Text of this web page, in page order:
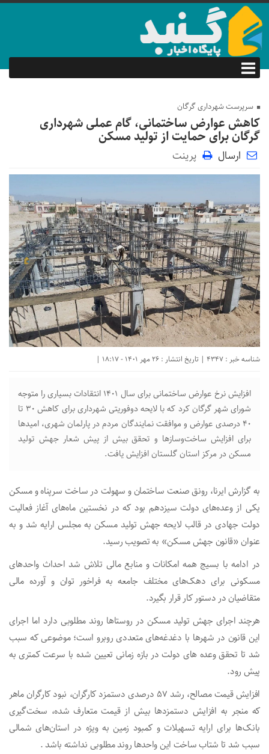
سرپرست شهرداری گرگان
کاهش عوارض ساختمانی، گام عملی شهرداری
گرگان برای حمایت از تولید مسکن
ارسال پرینت
شناسه خبر : 4347 | تاریخ انتشار : 26 مهر 1401 - 18:17 |
افزایش نرخ عوارض ساختمانی برای سال ۱۴۰۱ انتقادات بسیاری را متوجه
شورای شهر گرگان کرد که با لایحه دوفوریتی شهرداری برای کاهش ۳۰ تا
۴۰ درصدی عوارض و موافقت نمایندگان مردم در پارلمان شهری، امیدها
برای افزایش ساخت‌وسازها و تحقق بیش از پیش شعار جهش تولید
مسکن در مرکز استان گلستان افزایش یافت.
به گزارش ایرنا، رونق صنعت ساختمان و سهولت در ساخت سرپناه و مسکن
یکی از وعده‌های دولت سیزدهم بود که در نخستین ماه‌های آغاز فعالیت
دولت جهادی در قالب لایحه جهش تولید مسکن به مجلس ارایه شد و به
عنوان «قانون جهش مسکن» به تصویب رسید.
در ادامه با بسیج همه امکانات و منابع مالی تلاش شد احداث واحدهای
مسکونی برای دهک‌های مختلف جامعه به فراخور توان و آورده مالی
متقاضیان در دستور کار قرار بگیرد.
هرچند اجرای جهش تولید مسکن در روستاها روند مطلوبی دارد اما اجرای
این قانون در شهرها با دغدغه‌های متعددی روبرو است؛ موضوعی که سبب
شد تا تحقق وعده های دولت در بازه زمانی تعیین شده با سرعت کمتری به
پیش رود.
افزایش قیمت مصالح، رشد ۵۷ درصدی دستمزد کارگران، نبود کارگران ماهر
که منجر به افزایش دستمزدها بیش از قیمت متعارف شده، سخت‌گیری
بانک‌ها برای ارایه تسهیلات و کمبود زمین به ویژه در استان‌های شمالی
سبب شد تا شتاب ساخت این واحدها روند مطلوبی نداشته باشد .